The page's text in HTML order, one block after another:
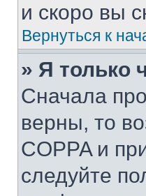
и скоро вы
Вернуться к
» Я только
Сначала
верны, то
COPPA и
следуйте